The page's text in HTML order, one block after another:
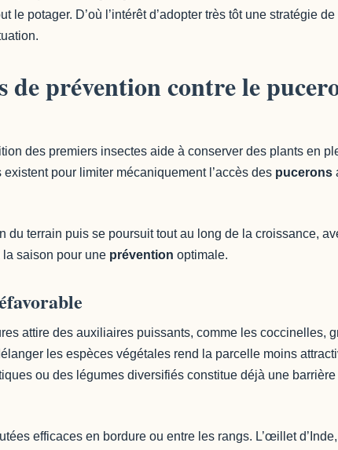
le potager. D’où l’intérêt d’adopter très tôt une stratégie de
de prévention contre le
des premiers insectes aide à conserver des plants en
pour limiter mécaniquement l’accès des pucerons
du terrain puis se poursuit tout au long de la croissance,
saison pour une prévention optimale.
attire des auxiliaires puissants, comme les coccinelles,
les espèces végétales rend la parcelle moins
ou des légumes diversifiés constitue déjà une barrière
efficaces en bordure ou entre les rangs. L’œillet